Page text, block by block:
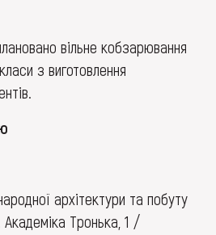
вільне кобзарювання
з виготовлення
архітектури та побуту
Академіка Тронька, 1 /